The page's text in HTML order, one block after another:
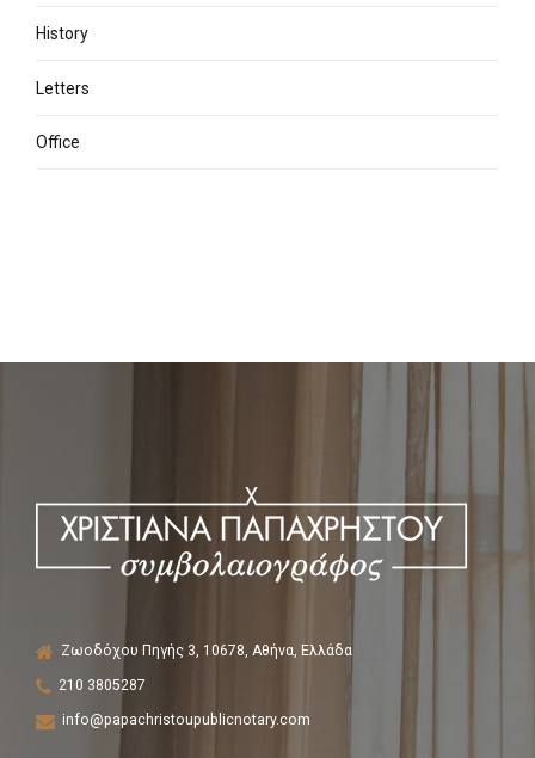
History
Letters
Office
Ζωοδόχου Πηγής 3, 10678, Αθήνα, Ελλάδα
210 3805287
info@papachristoupublicnotary.com